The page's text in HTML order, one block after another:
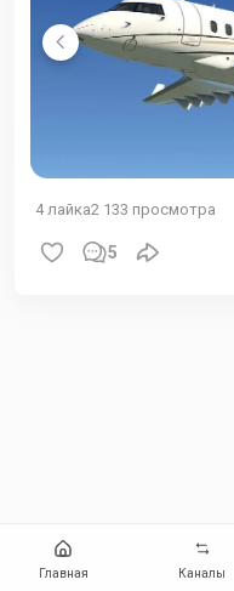
4лайка2 133 просмотра
5
Главная Каналы